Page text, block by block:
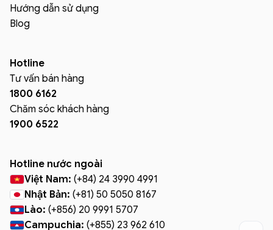
Hướng dẫn sử dụng
Blog
Hotline
Tư vấn bán hàng
1800 6162
Chăm sóc khách hàng
1900 6522
Hotline nước ngoài
Việt Nam: (+84) 24 3990 4991
Nhật Bản: (+81) 50 5050 8167
Lào: (+856) 20 9991 5707
Campuchia: (+855) 23 962 610